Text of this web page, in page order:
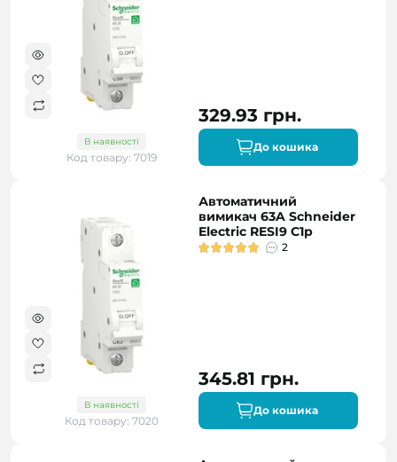
В наявності
Код товару: 7019
329.93 грн.
До кошика
В наявності
Код товару: 7020
Автоматичний
вимикач 63A Schneider
Electric RESI9 C1р
2
345.81 грн.
До кошика